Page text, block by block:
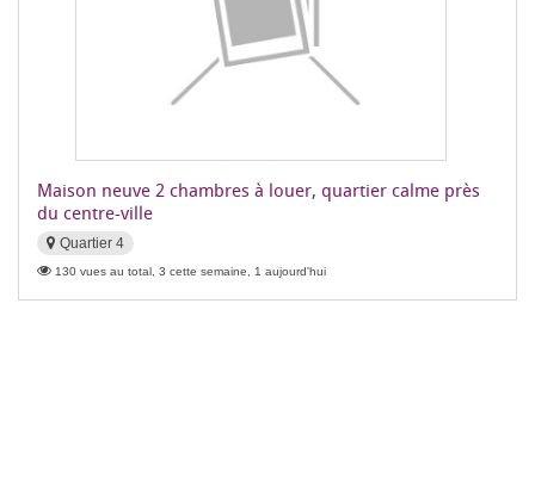
Maison neuve 2 chambres à louer, quartier calme près
du centre-ville
Quartier 4
130 vues au total, 3 cette semaine, 1 aujourd'hui